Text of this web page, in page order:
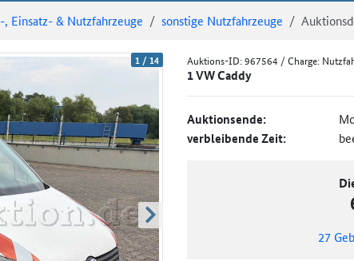
, Einsatz- & Nutzfahrzeuge sonstige Nutzfahrzeuge
1 /14
weiter blättern
Auktions-ID:967564 / Charge:
1 VW Caddy
Auktionsende:
verbleibende Zeit:
27